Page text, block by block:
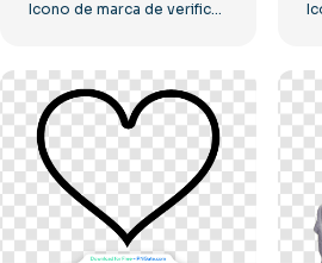
Icono de marca de verificación verde